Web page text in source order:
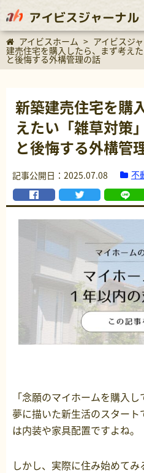
アイビスジャーナル
アイビスホーム > アイビスジ
建売住宅を購入したら、まず考え
と後悔する外構管理の話
新築建売住宅を購
えたい「雑草対策
と後悔する外構管
記事公開日：2025.07.08 不
「念願のマイホームを購入
夢に描いた新生活のスター
は内装や家具配置ですよね。
しかし、実際に住み始めてみ